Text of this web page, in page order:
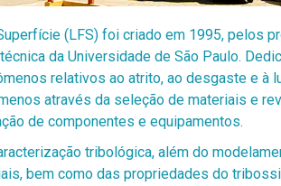
(LFS) foi criado em 1995, pelos
da Universidade de São Paulo.
relativos ao atrito, ao desgaste e à
através da seleção de materiais e
de componentes e equipamentos.
tribológica, além do
bem como das propriedades do